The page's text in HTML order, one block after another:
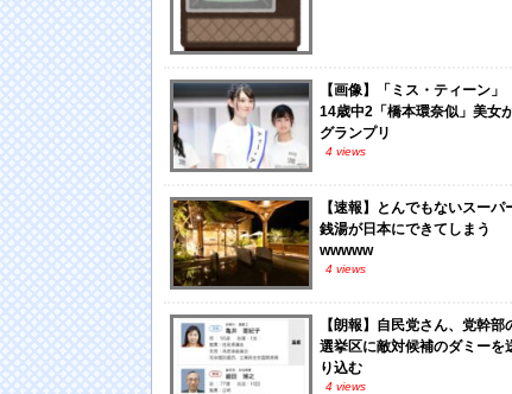
【画像】「ミス・ティーン」
14歳中2「橋本環奈似」美女
グランプリ
4 views
【速報】とんでもないスーパ
銭湯が日本にできてしまう
wwwww
4 views
【朗報】自民党さん、党幹部
選挙区に敵対候補のダミーを
り込む
4 views